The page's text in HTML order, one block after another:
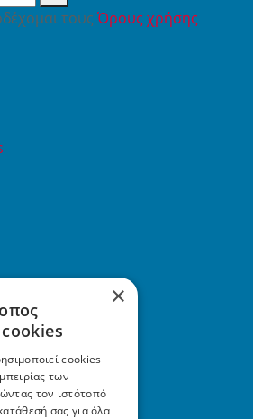
τουςΌρους χρήσης
×
cookies
των
τον ιστότοπό
σας για όλα